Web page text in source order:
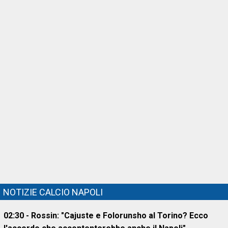
NOTIZIE CALCIO NAPOLI
02:30 - Rossin: "Cajuste e Folorunsho al Torino? Ecco